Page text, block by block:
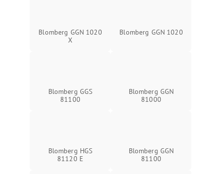
Blomberg GGN 1020
X
Blomberg GGN 1020
Blomberg GGS
81100
Blomberg GGN
81000
Blomberg HGS
81120 E
Blomberg GGN
81100